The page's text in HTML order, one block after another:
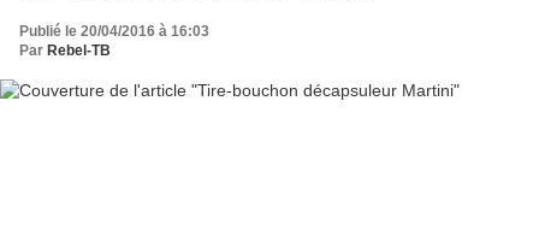
Publié le 20/04/2016 à 16:03
Par Rebel-TB